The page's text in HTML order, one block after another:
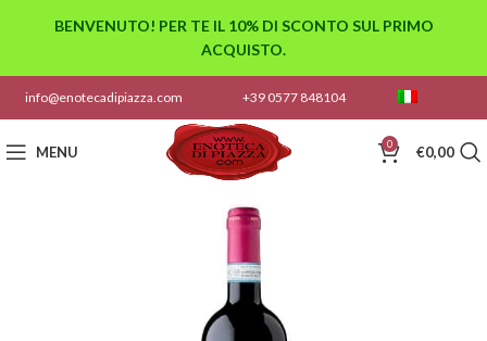
info@enotecadipiazza.com +39 0577 848104
MENU 0 €0,00
BENVENUTO! PER TE IL 10% DI SCONTO SUL PRIMO
ACQUISTO.